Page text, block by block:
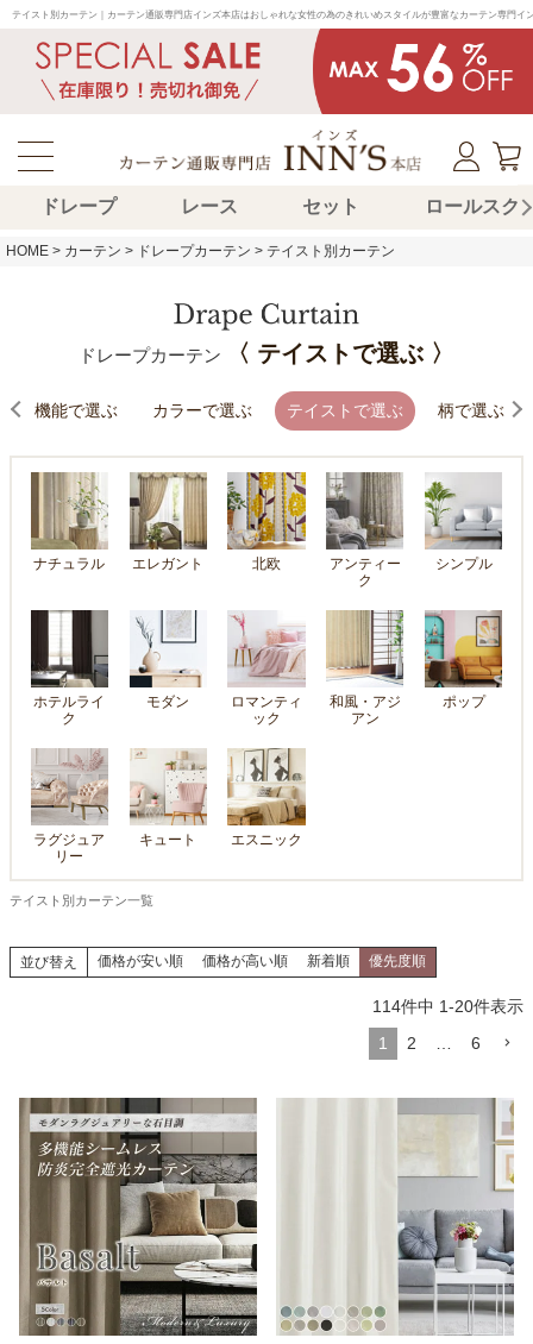
テイスト別カーテン｜カーテン通販専門店インズ本店はおしゃれな女性の為のきれいめスタイルが豊富なカーテン専門イ
ドレープ レース セット ロールスク
HOME カーテン ドレープカーテン テイスト別カーテン
ドレープカーテン 〈 テイストで選ぶ 〉
機能で選ぶ カラーで選ぶ テイストで選ぶ 柄で選ぶ
ナチュラル エレガント 北欧
アンティー
ク
シンプル
ホテルライ
ク
モダン
ロマンティ
ック
和風・アジ
アン
ポップ
ラグジュア
リー
キュート エスニック
テイスト別カーテン一覧
並び替え 価格が安い順 価格が高い順 新着順 優先度順
114件中 1-20件表示
1
2 6